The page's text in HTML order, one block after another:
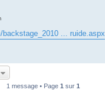
... ruide.aspx
1 message • Page 1 sur 1